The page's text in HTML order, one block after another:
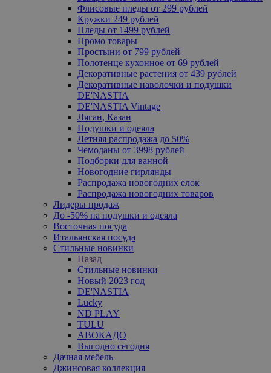
Флисовые пледы от 299 рублей
Кружки 249 рублей
Пледы от 1499 рублей
Промо товары
Простыни от 799 рублей
Полотенце кухонное от 69 рублей
Декоративные растения от 439 рублей
Декоративные наволочки и подушки
DE'NASTIA
DE'NASTIA Vintage
Ляган, Казан
Подушки и одеяла
Летняя распродажа до 50%
Чемоданы от 3998 рублей
Подборки для ванной
Новогодние гирлянды
Распродажа новогодних елок
Распродажа новогодних товаров
Лидеры продаж
До -50% на подушки и одеяла
Восточная посуда
Итальянская посуда
Стильные новинки
Назад
Стильные новинки
Новый 2023 год
DE'NASTIA
Lucky
ND PLAY
TULU
АВОКАДО
Выгодно сегодня
Дачная мебель
Джинсовая коллекция